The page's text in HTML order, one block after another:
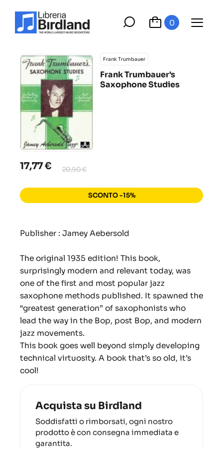
0
Frank Trumbauer
Frank Trumbauer's
Saxophone Studies
17,77 € 20,90 €
SCONTO -15%
Publisher : Jamey Aebersold
The original 1935 edition! This book,
surprisingly modern and relevant today, was
one of the first and most popular jazz
saxophone methods published. It spawned the
“greatest generation” of saxophonists who
lead the way in the Bop, post Bop, and modern
jazz movements.
This book goes well beyond simply developing
technical virtuosity. A book that’s so old, it’s
cool!
Acquista su Birdland
Soddisfatti o rimborsati, ogni nostro
prodotto è con consegna immediata e
garantita.